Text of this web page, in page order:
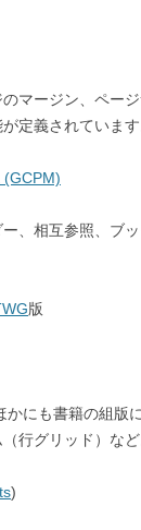
マージン、ペー
定義されています
、相互参照、ブ
版
かにも書籍の組版
行グリッド）など
)